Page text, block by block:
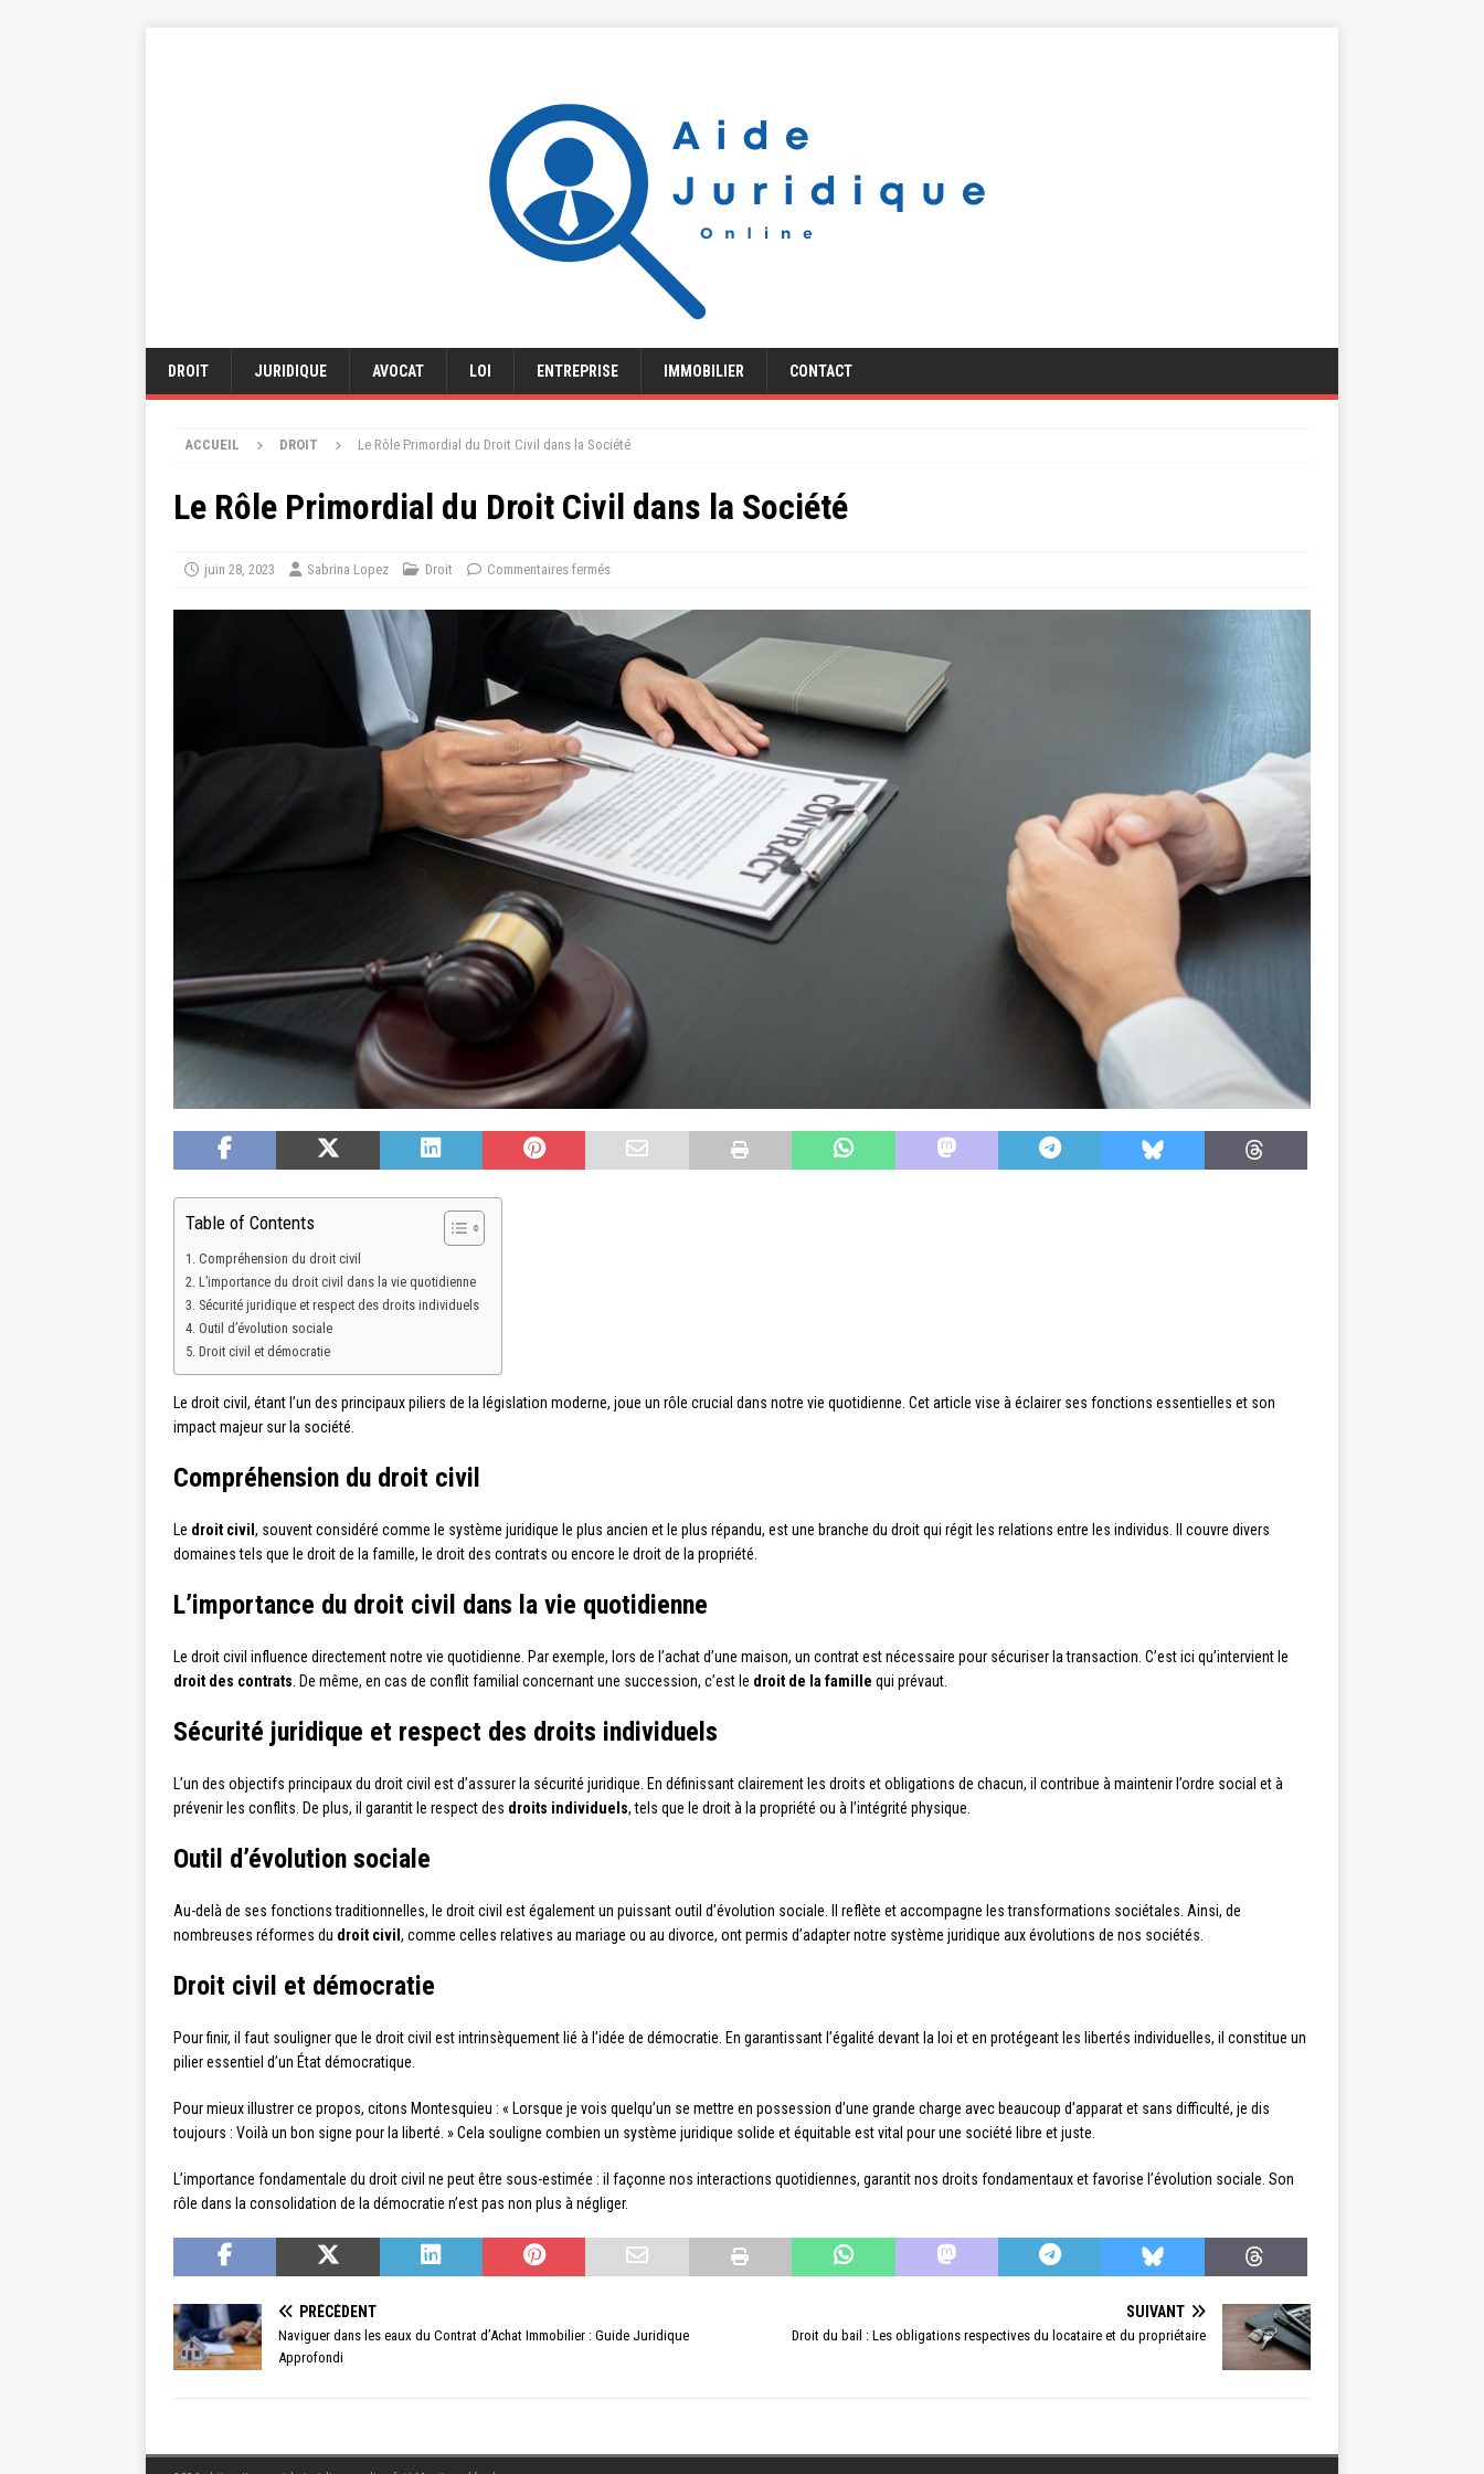
DROIT JURIDIQUE AVOCAT LOI ENTREPRISE IMMOBILIER CONTACT
ACCUEIL DROIT Le Rôle Primordial du Droit Civil dans la Société
Le Rôle Primordial du Droit Civil dans la Société
juin 28, 2023 Sabrina Lopez Droit Commentaires fermés
Table of Contents
Compréhension du droit civil
L’importance du droit civil dans la vie quotidienne
Sécurité juridique et respect des droits individuels
Outil d’évolution sociale
Droit civil et démocratie
Le droit civil, étant l’un des principaux piliers de la législation moderne, joue un rôle crucial dans notre vie quotidienne. Cet article vise à éclairer ses fonctions essentielles et son
impact majeur sur la société.
Compréhension du droit civil
Le droit civil , souvent considéré comme le système juridique le plus ancien et le plus répandu, est une branche du droit qui régit les relations entre les individus. Il couvre divers
domaines tels que le droit de la famille, le droit des contrats ou encore le droit de la propriété.
L’importance du droit civil dans la vie quotidienne
Le droit civil influence directement notre vie quotidienne. Par exemple, lors de l’achat d’une maison, un contrat est nécessaire pour sécuriser la transaction. C’est ici qu’intervient le
droit des contrats . De même, en cas de conflit familial concernant une succession, c’est le droit de la famille qui prévaut.
Sécurité juridique et respect des droits individuels
L’un des objectifs principaux du droit civil est d’assurer la sécurité juridique. En définissant clairement les droits et obligations de chacun, il contribue à maintenir l’ordre social et à
prévenir les conflits. De plus, il garantit le respect des droits individuels, tels que le droit à la propriété ou à l’intégrité physique.
Outil d’évolution sociale
Au-delà de ses fonctions traditionnelles, le droit civil est également un puissant outil d’évolution sociale. Il reflète et accompagne les transformations sociétales. Ainsi, de
nombreuses réformes du droit civil , comme celles relatives au mariage ou au divorce, ont permis d’adapter notre système juridique aux évolutions de nos sociétés.
Droit civil et démocratie
Pour finir, il faut souligner que le droit civil est intrinsèquement lié à l’idée de démocratie. En garantissant l’égalité devant la loi et en protégeant les libertés individuelles, il constitue un
pilier essentiel d’un État démocratique.
Pour mieux illustrer ce propos, citons Montesquieu : « Lorsque je vois quelqu’un se mettre en possession d’une grande charge avec beaucoup d’apparat et sans difficulté, je dis
toujours : Voilà un bon signe pour la liberté. » Cela souligne combien un système juridique solide et équitable est vital pour une société libre et juste.
L’importance fondamentale du droit civil ne peut être sous-estimée : il façonne nos interactions quotidiennes, garantit nos droits fondamentaux et favorise l’évolution sociale. Son
rôle dans la consolidation de la démocratie n’est pas non plus à négliger.
PRÉCÉDENT
Naviguer dans les eaux du Contrat d’Achat Immobilier : Guide Juridique
Approfondi
SUIVANT
Droit du bail : Les obligations respectives du locataire et du propriétaire